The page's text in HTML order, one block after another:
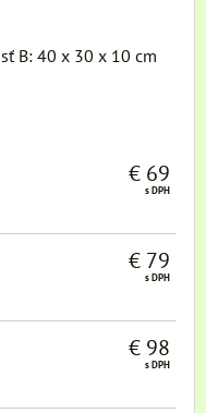
B: 40 x 30 x 10 cm
€ 69
s DPH
€ 79
s DPH
€ 98
s DPH